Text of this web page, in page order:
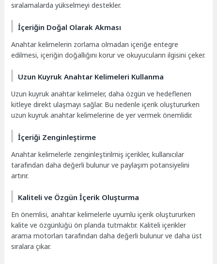
sıralamalarda yükselmeyi destekler.
İçeriğin Doğal Olarak Akması
Anahtar kelimelerin zorlama olmadan içeriğe entegre
edilmesi, içeriğin doğallığını korur ve okuyucuların ilgisini çeker.
Uzun Kuyruk Anahtar Kelimeleri Kullanma
Uzun kuyruk anahtar kelimeler, daha özgün ve hedeflenen
kitleye direkt ulaşmayı sağlar. Bu nedenle içerik oluştururken
uzun kuyruk anahtar kelimelerine de yer vermek önemlidir.
İçeriği Zenginleştirme
Anahtar kelimelerle zenginleştirilmiş içerikler, kullanıcılar
tarafından daha değerli bulunur ve paylaşım potansiyelini
artırır.
Kaliteli ve Özgün İçerik Oluşturma
En önemlisi, anahtar kelimelerle uyumlu içerik oluştururken
kalite ve özgünlüğü ön planda tutmaktır. Kaliteli içerikler
arama motorları tarafından daha değerli bulunur ve daha üst
sıralara çıkar.